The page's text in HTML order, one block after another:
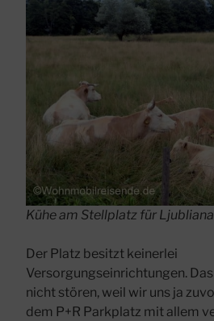
Kühe am Stellplatz für Ljubliana
Der Platz besitzt keinerlei
Versorgungseinrichtungen.
nicht stören, weil wir uns ja
dem P+R Parkplatz mit allem